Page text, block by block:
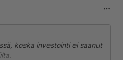
laiminlyödään, aina tulee
ja muuta
koska investointi ei saanut